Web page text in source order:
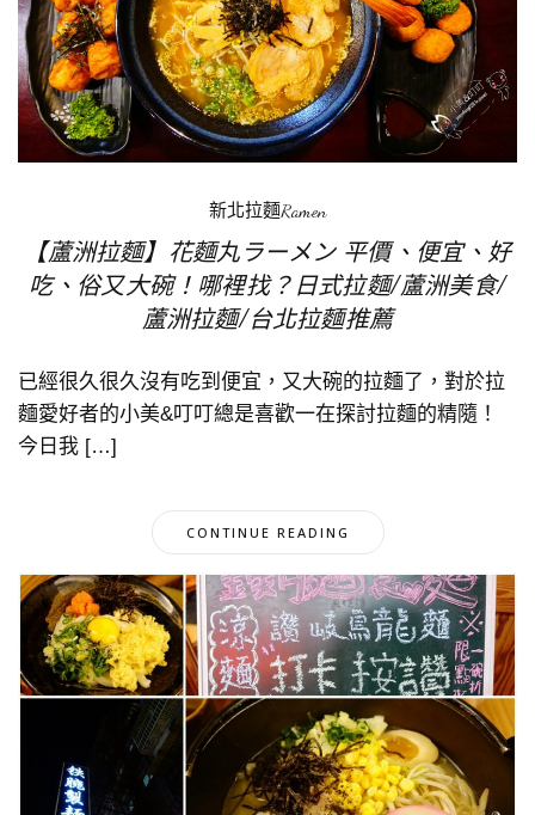
新北拉麵Ramen
【蘆洲拉麵】花麵丸ラーメン 平價、便宜、好
吃、俗又大碗！哪裡找？日式拉麵/蘆洲美食/
蘆洲拉麵/台北拉麵推薦
已經很久很久沒有吃到便宜，又大碗的拉麵了，對於拉
麵愛好者的小美&叮叮總是喜歡一在探討拉麵的精隨！
今日我 […]
CONTINUE READING